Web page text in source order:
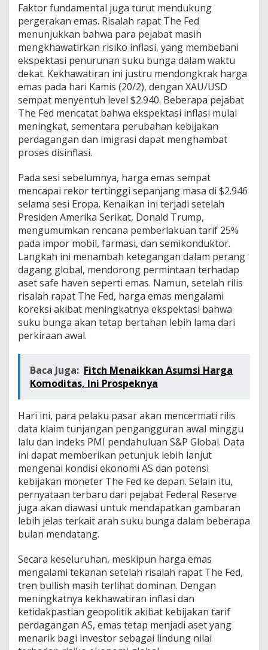
Faktor fundamental juga turut mendukung
pergerakan emas. Risalah rapat The Fed
menunjukkan bahwa para pejabat masih
mengkhawatirkan risiko inflasi, yang membebani
ekspektasi penurunan suku bunga dalam waktu
dekat. Kekhawatiran ini justru mendongkrak harga
emas pada hari Kamis (20/2), dengan XAU/USD
sempat menyentuh level $2.940. Beberapa pejabat
The Fed mencatat bahwa ekspektasi inflasi mulai
meningkat, sementara perubahan kebijakan
perdagangan dan imigrasi dapat menghambat
proses disinflasi.
Pada sesi sebelumnya, harga emas sempat
mencapai rekor tertinggi sepanjang masa di $2.946
selama sesi Eropa. Kenaikan ini terjadi setelah
Presiden Amerika Serikat, Donald Trump,
mengumumkan rencana pemberlakuan tarif 25%
pada impor mobil, farmasi, dan semikonduktor.
Langkah ini menambah ketegangan dalam perang
dagang global, mendorong permintaan terhadap
aset safe haven seperti emas. Namun, setelah rilis
risalah rapat The Fed, harga emas mengalami
koreksi akibat meningkatnya ekspektasi bahwa
suku bunga akan tetap bertahan lebih lama dari
perkiraan awal.
Baca Juga: Fitch Menaikkan Asumsi Harga
Komoditas, Ini Prospeknya
Hari ini, para pelaku pasar akan mencermati rilis
data klaim tunjangan pengangguran awal minggu
lalu dan indeks PMI pendahuluan S&P Global. Data
ini dapat memberikan petunjuk lebih lanjut
mengenai kondisi ekonomi AS dan potensi
kebijakan moneter The Fed ke depan. Selain itu,
pernyataan terbaru dari pejabat Federal Reserve
juga akan diawasi untuk mendapatkan gambaran
lebih jelas terkait arah suku bunga dalam beberapa
bulan mendatang.
Secara keseluruhan, meskipun harga emas
mengalami tekanan setelah risalah rapat The Fed,
tren bullish masih terlihat dominan. Dengan
meningkatnya kekhawatiran inflasi dan
ketidakpastian geopolitik akibat kebijakan tarif
perdagangan AS, emas tetap menjadi aset yang
menarik bagi investor sebagai lindung nilai